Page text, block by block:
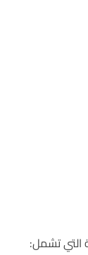
التي تشمل: